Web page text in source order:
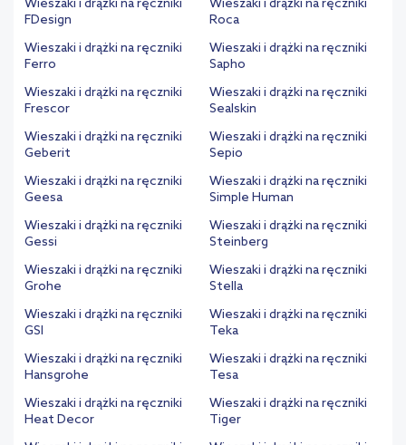
Wieszaki i drążki na ręczniki
FDesign
Wieszaki i drążki na ręczniki
Ferro
Wieszaki i drążki na ręczniki
Frescor
Wieszaki i drążki na ręczniki
Geberit
Wieszaki i drążki na ręczniki
Geesa
Wieszaki i drążki na ręczniki
Gessi
Wieszaki i drążki na ręczniki
Grohe
Wieszaki i drążki na ręczniki
GSI
Wieszaki i drążki na ręczniki
Hansgrohe
Wieszaki i drążki na ręczniki
Heat Decor
Wieszaki i drążki na ręczniki
Roca
Wieszaki i drążki na ręczniki
Sapho
Wieszaki i drążki na ręczniki
Sealskin
Wieszaki i drążki na ręczniki
Sepio
Wieszaki i drążki na ręczniki
Simple Human
Wieszaki i drążki na ręczniki
Steinberg
Wieszaki i drążki na ręczniki
Stella
Wieszaki i drążki na ręczniki
Teka
Wieszaki i drążki na ręczniki
Tesa
Wieszaki i drążki na ręczniki
Tiger